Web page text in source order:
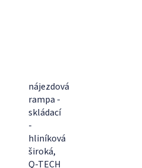
nájezdová
rampa -
skládací
-
hliníková
široká,
Q-TECH